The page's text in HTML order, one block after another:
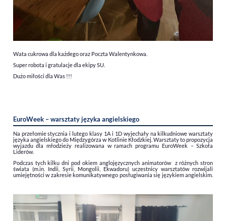
Wata cukrowa dla każdego oraz Poczta Walentynkowa.
Super robota i gratulacje dla ekipy SU.
Dużo miłości dla Was !!!
EuroWeek – warsztaty języka angielskiego
Na przełomie stycznia i lutego klasy 1A i 1D wyjechały na kilkudniowe warsztaty
języka angielskiego do Międzygórza w Kotlinie Kłodzkiej. Warsztaty to propozycja
wyjazdu dla młodzieży realizowana w ramach programu EuroWeek – Szkoła
Liderów.
Podczas tych kilku dni pod okiem anglojęzycznych animatorów z różnych stron
świata (m.in. Indii, Syrii, Mongolii, Ekwadoru) uczestnicy warsztatów rozwijali
umiejętności w zakresie komunikatywnego posługiwania się językiem angielskim.